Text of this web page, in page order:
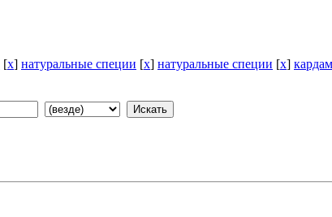
[x] натуральные специи [x] натуральные специи [x]